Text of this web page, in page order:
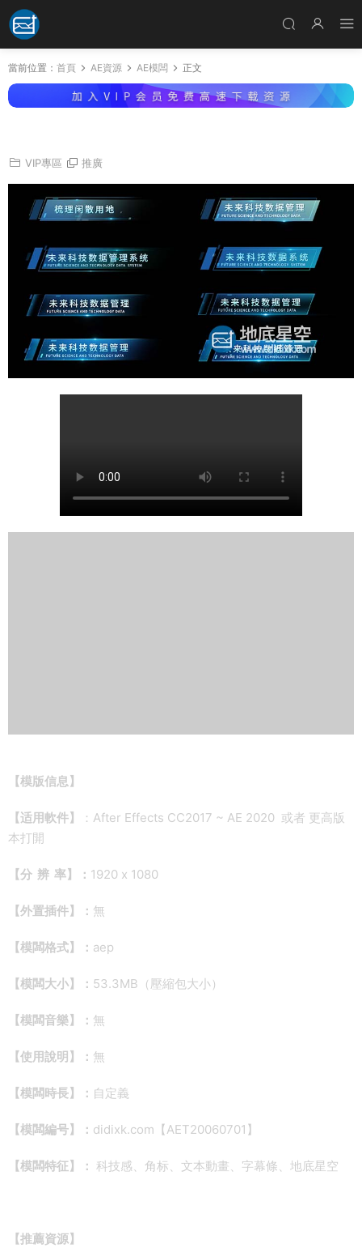
當前位置： 首頁 AE資源 AE模闆 正文
VIP專區 推廣
【模版信息】
【适用軟件】
：After Effects CC2017 ~ AE 2020 或者 更高版
本打開
【分 辨 率】： 1920 x 1080
【外置插件】： 無
【模闆格式】： aep
【模闆大小】： 53.3MB（壓縮包大小）
【模闆音樂】： 無
【使用說明】： 無
【模闆時長】： 自定義
【模闆編号】： didixk.com【AET20060701】
【模闆特征】： 科技感、角标、文本動畫、字幕條、地底星空
【推薦資源】